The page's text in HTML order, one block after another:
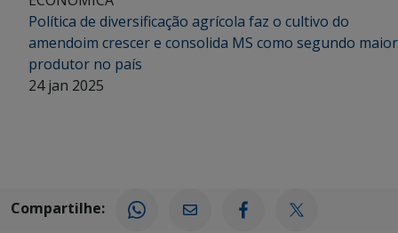
Política de diversificação agrícola faz o cultivo do
amendoim crescer e consolida MS como segundo maior
produtor no país
24 jan 2025
Compartilhe: